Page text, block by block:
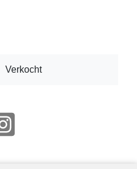
Verkocht